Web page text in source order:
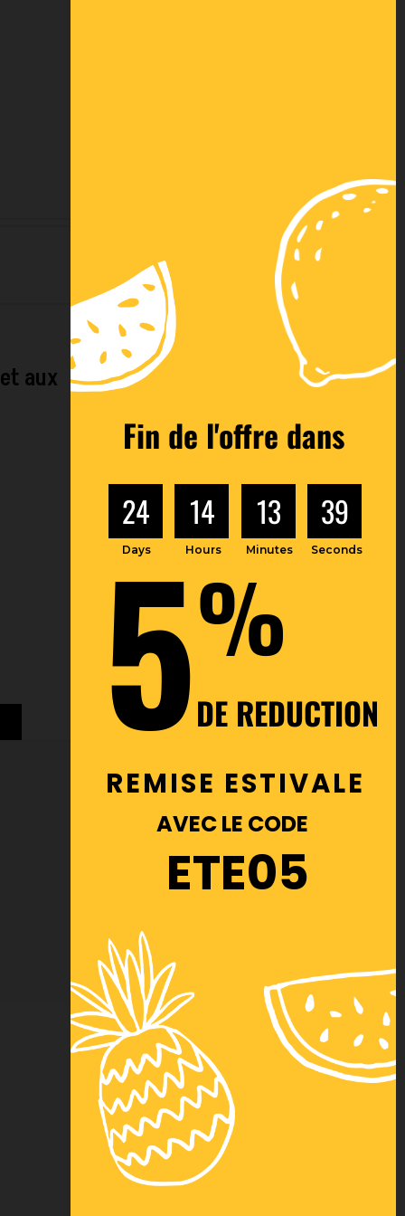
aux
5%
DE REDUCTION
Fin de l'offre dans
REMISE ESTIVALE
AVEC LE CODE
ETE05
24 14 13 38
Days Hours Minutes Seconds